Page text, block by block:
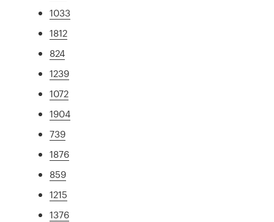
1033
1812
824
1239
1072
1904
739
1876
859
1215
1376